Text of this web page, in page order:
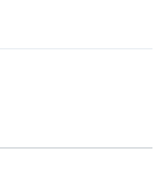
웃이 아니라 Q저널리즘상!”
쁜’ 소식, 드디어 알립니다
을 해서 행복합니다